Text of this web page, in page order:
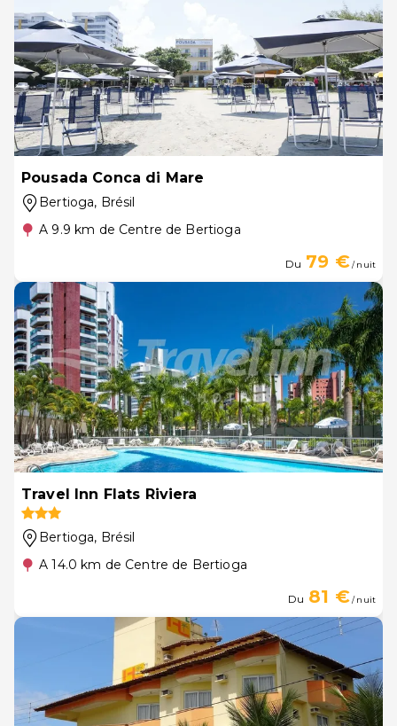
Pousada Conca di Mare
Bertioga, Brésil
A 9.9 km de Centre de Bertioga
Du 79 €/ nuit
Travel Inn Flats Riviera
Bertioga, Brésil
A 14.0 km de Centre de Bertioga
Du 81 €/ nuit